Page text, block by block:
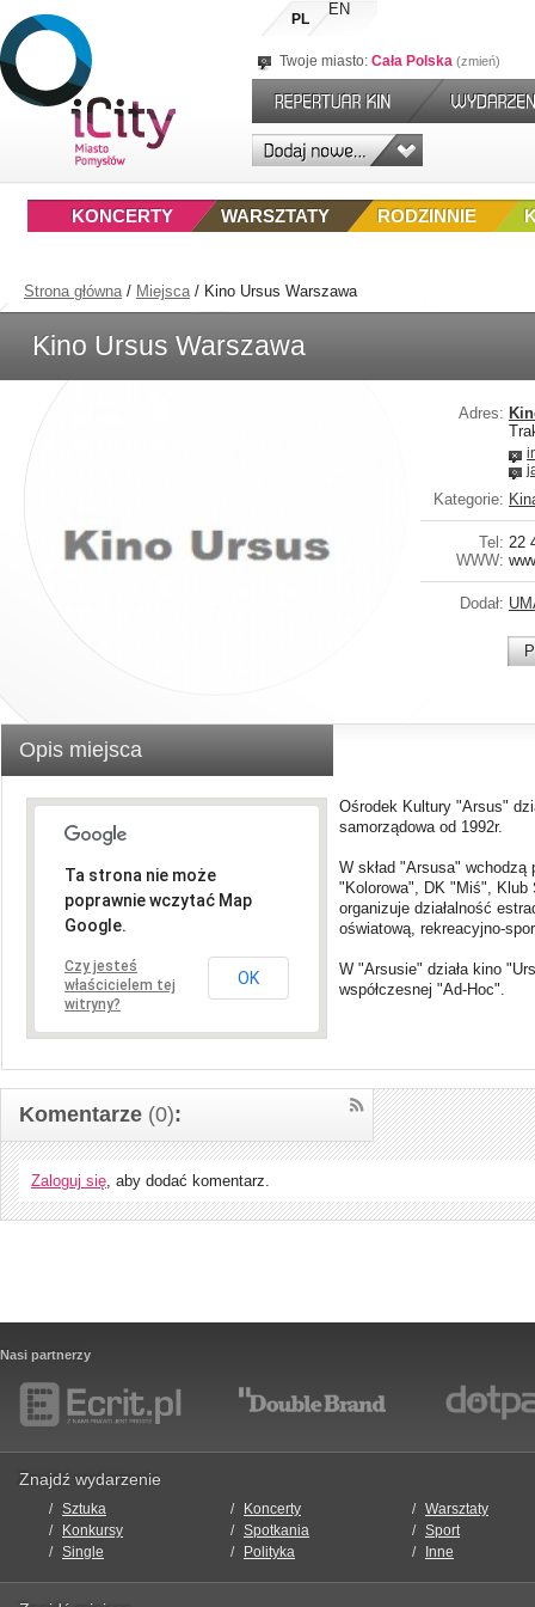
PL
EN
Twoje miasto: Cała Polska zmień
RODZINNIE
WARSZTATY
KONCERTY
Strona główna/ Miejsca/ Kino Ursus Warszawa
Kino Ursus Warszawa
Adres:
Kategorie:
Tel: 22
WWW:
Dodał:
Opis miejsca
Ta strona nie może
poprawnie wczytać Map
Google.
Czy jesteś
właścicielem tej
witryny?
OK
Ośrodek Kultury "Arsus"
samorządowa od 1992r.
W skład "Arsusa" wchodzą
"Kolorowa", DK "Miś", Klub
organizuje działalność
oświatową, rekreacyjno-
W "Arsusie" działa kino
współczesnej "Ad-Hoc".
Komentarze (0):
Zaloguj się, aby dodać komentarz.
Nasi partnerzy
Znajdź wydarzenie
Sztuka Koncerty
Warsztaty
Konkursy
Spotkania
Sport
Single
Polityka Inne